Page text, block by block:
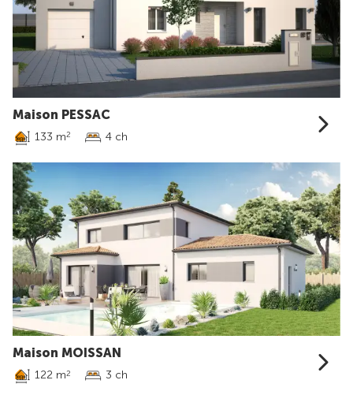
Maison PESSAC
133 m2 4 ch
Maison MOISSAN
122 m2 3 ch